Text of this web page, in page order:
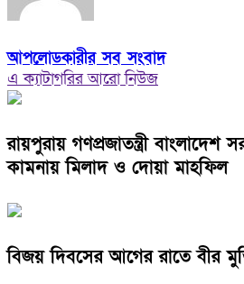
আপলোডকারীর সব সংবাদ
এ ক্যাটাগরির আরো নিউজ
রায়পুরায় গণপ্রজাতন্ত্রী
কামনায় মিলাদ ও দোয়া মাহফিল
বিজয় দিবসের আগের রাতে বীর